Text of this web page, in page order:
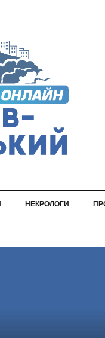
НЕКРОЛОГИ